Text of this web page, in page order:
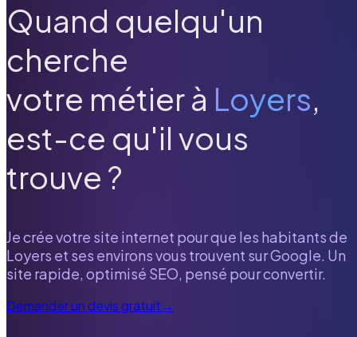
Quand quelqu'un
cherche
votre métier à Loyers,
est-ce qu'il vous
trouve ?
Je crée votre site internet pour que les habitants de
Loyers et ses environs vous trouvent sur Google. Un
site rapide, optimisé SEO, pensé pour convertir.
Demander un devis gratuit→